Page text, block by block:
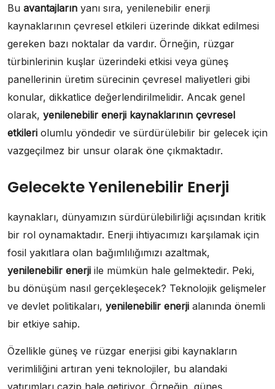
Bu avantajların yanı sıra, yenilenebilir enerji
kaynaklarının çevresel etkileri üzerinde dikkat edilmesi
gereken bazı noktalar da vardır. Örneğin, rüzgar
türbinlerinin kuşlar üzerindeki etkisi veya güneş
panellerinin üretim sürecinin çevresel maliyetleri gibi
konular, dikkatlice değerlendirilmelidir. Ancak genel
olarak, yenilenebilir enerji kaynaklarının çevresel
etkileri olumlu yöndedir ve sürdürülebilir bir gelecek için
vazgeçilmez bir unsur olarak öne çıkmaktadır.
Gelecekte Yenilenebilir Enerji
kaynakları, dünyamızın sürdürülebilirliği açısından kritik
bir rol oynamaktadır. Enerji ihtiyacımızı karşılamak için
fosil yakıtlara olan bağımlılığımızı azaltmak,
yenilenebilir enerji ile mümkün hale gelmektedir. Peki,
bu dönüşüm nasıl gerçekleşecek? Teknolojik gelişmeler
ve devlet politikaları, yenilenebilir enerji alanında önemli
bir etkiye sahip.
Özellikle güneş ve rüzgar enerjisi gibi kaynakların
verimliliğini artıran yeni teknolojiler, bu alandaki